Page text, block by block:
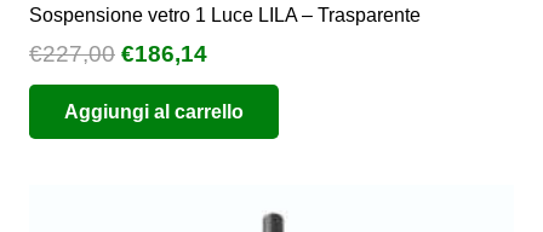
Sospensione vetro 1 Luce LILA – Trasparente
€227,00 Il
prezzo
originale
era:
€186,14Il
prezzo
attuale
è:
Aggiungi al carrello